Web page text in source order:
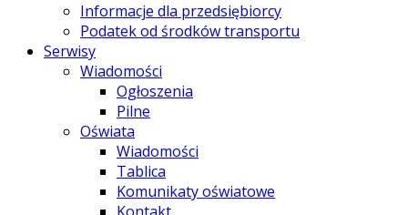
Informacje dla przedsiębiorcy
Podatek od środków transportu
Serwisy
Wiadomości
Ogłoszenia
Pilne
Oświata
Wiadomości
Tablica
Komunikaty oświatowe